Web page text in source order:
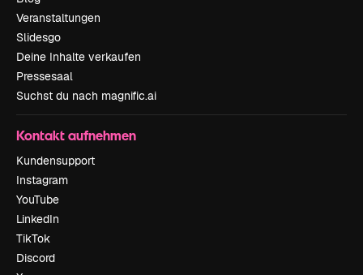
Veranstaltungen
Slidesgo
Deine Inhalte verkaufen
Pressesaal
Suchst du nach magnific.ai
Kontakt aufnehmen
Kundensupport
Instagram
YouTube
LinkedIn
TikTok
Discord